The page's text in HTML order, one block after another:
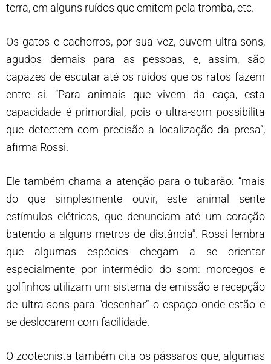
terra, em alguns ruídos que emitem pela tromba, etc.
Os gatos e cachorros, por sua vez, ouvem ultra-sons,
agudos demais para as pessoas, e, assim, são
capazes de escutar até os ruídos que os ratos fazem
entre si. “Para animais que vivem da caça, esta
capacidade é primordial, pois o ultra-som possibilita
que detectem com precisão a localização da presa”,
afirma Rossi.
Ele também chama a atenção para o tubarão: “mais
do que simplesmente ouvir, este animal sente
estímulos elétricos, que denunciam até um coração
batendo a alguns metros de distância”. Rossi lembra
que algumas espécies chegam a se orientar
especialmente por intermédio do som: morcegos e
golfinhos utilizam um sistema de emissão e recepção
de ultra-sons para “desenhar” o espaço onde estão e
se deslocarem com facilidade.
O zootecnista também cita os pássaros que, algumas